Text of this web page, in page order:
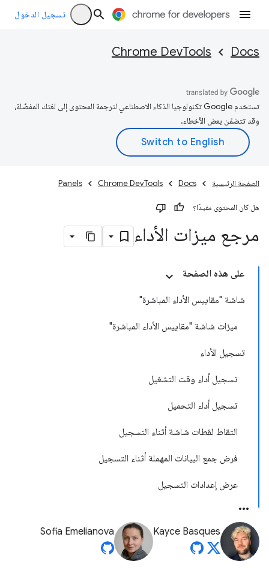
تسجيل الدخول
Docs
Chrome DevTools
تستخدم Google تكنولوجيا الذكاء الاصطناعي لترجمة المحتوى إلى لغتك المفضّلة،
وقد تتضمّن بعض الأخطاء.
الصفحة الرئيسية Docs
Chrome DevTools
Panels
هل كان المحتوى مفيدًا؟
مرجع ميزات الأداء
على هذه الصفحة
شاشة "مقاييس الأداء المباشرة"
ميزات شاشة "مقاييس الأداء المباشرة"
تسجيل الأداء
تسجيل أداء وقت التشغيل
تسجيل أداء التحميل
التقاط لقطات شاشة أثناء التسجيل
فرض جمع البيانات المهملة أثناء التسجيل
عرض إعدادات التسجيل
Kayce Basques
Sofia Emelianova